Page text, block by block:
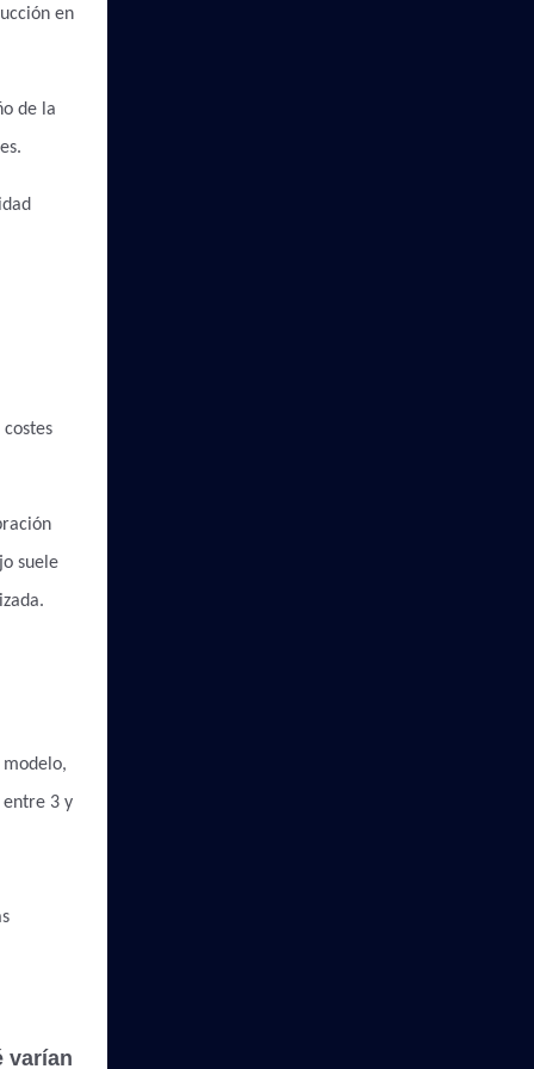
en
de la
suele
entre 3 y